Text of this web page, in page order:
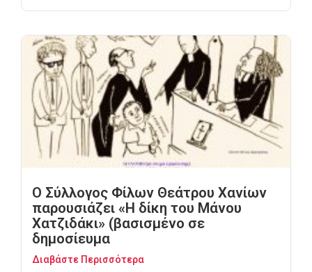
Ο Σύλλογος Φίλων Θεάτρου Χανίων
παρουσιάζει «Η δίκη του Μάνου
Χατζιδάκι» (βασισμένο σε
δημοσίευμα
Διαβάστε Περισσότερα